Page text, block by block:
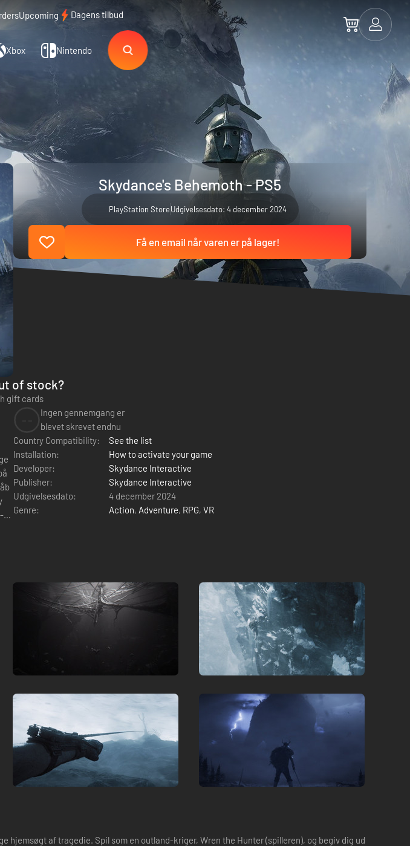
Upcoming Dagens tilbud
Xbox Nintendo
Skydance's Behemoth - PS5
PlayStation StoreUdgivelsesdato: 4 december 2024
Få en email når varen er på lager!
of stock?
gift cards
Ingen gennemgang er
blevet skrevet endnu
Country Compatibility:
See the list
Installation:
How to activate your game
Developer:
Skydance Interactive
Publisher:
Skydance Interactive
Udgivelsesdato:
4 december 2024
Genre:
Action, Adventure, RPG, VR
hjemsøgt af tragedie. Spil som en outland-kriger, Wren the Hunter (spilleren), og begiv dig ud